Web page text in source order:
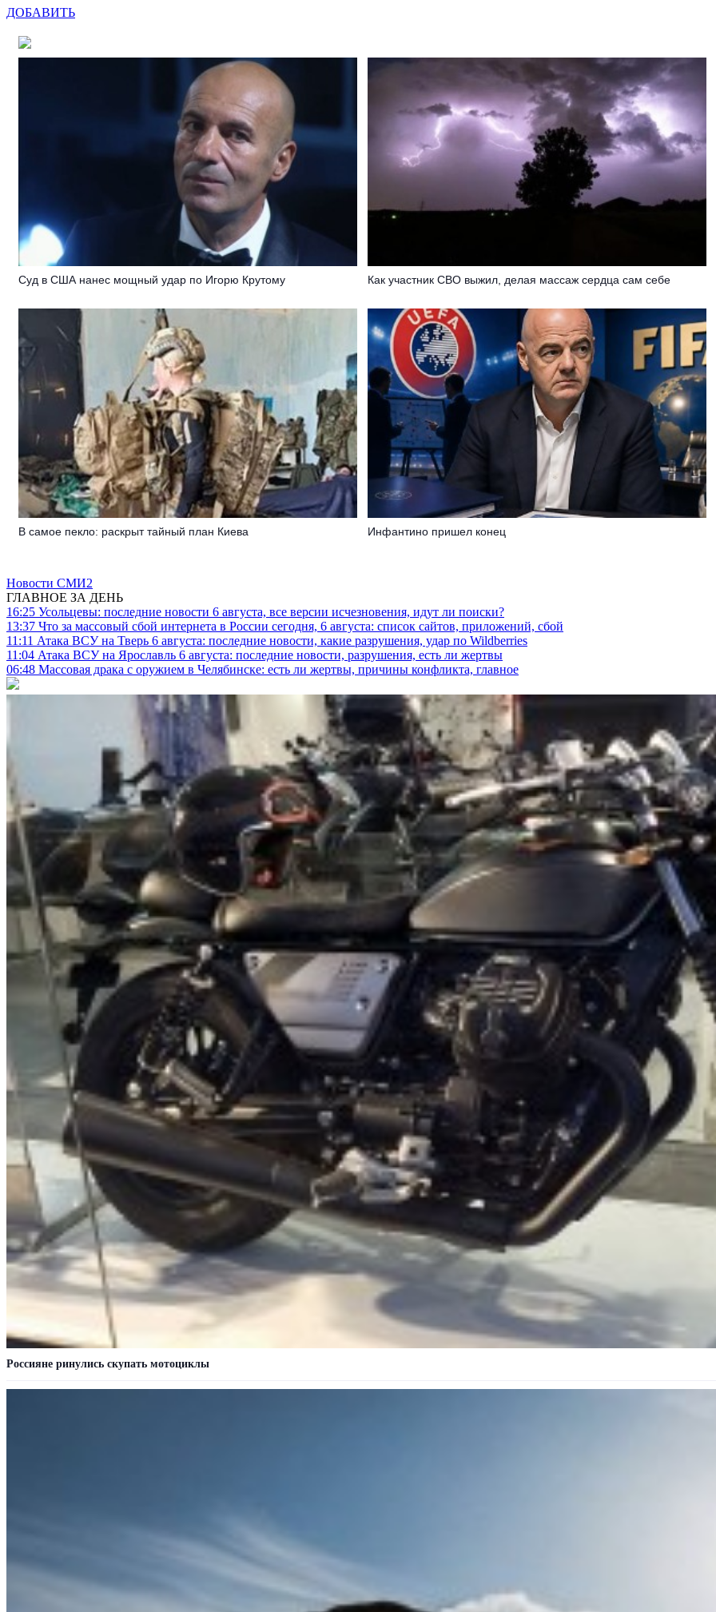
ДОБАВИТЬ
Суд в США нанес мощный удар по Игорю Крутому Как участник СВО выжил, делая массаж сердца сам себе
В самое пекло: раскрыт тайный план Киева Инфантино пришел конец
Новости СМИ2
ГЛАВНОЕ ЗА ДЕНЬ
16:25 Усольцевы: последние новости 6 августа, все версии исчезновения, идут ли поиски?
13:37 Что за массовый сбой интернета в России сегодня, 6 августа: список сайтов, приложений, сбой
11:11 Атака ВСУ на Тверь 6 августа: последние новости, какие разрушения, удар по Wildberries
11:04 Атака ВСУ на Ярославль 6 августа: последние новости, разрушения, есть ли жертвы
06:48 Массовая драка с оружием в Челябинске: есть ли жертвы, причины конфликта, главное
Россияне ринулись скупать мотоциклы